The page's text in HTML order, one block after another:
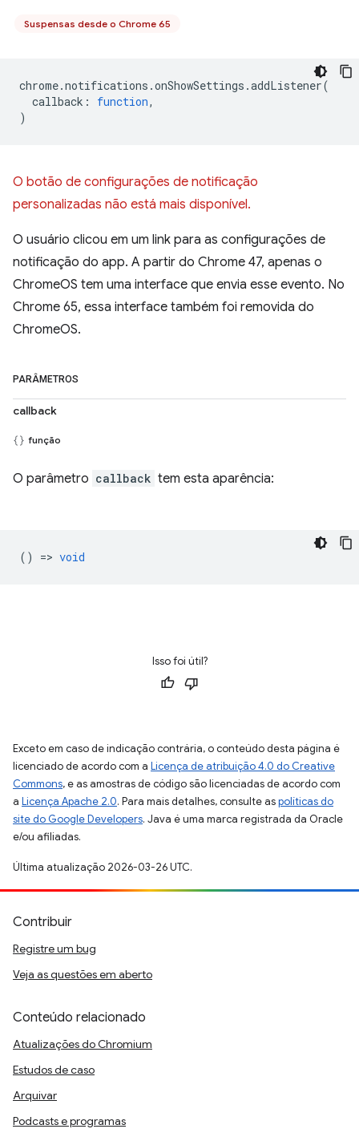
Suspensas desde o Chrome 65
chrome.notifications .onShowSettings .addListener(
callback : function,
)
O botão de configurações de notificação
personalizadas não está mais disponível.
O usuário clicou em um link para as configurações de
notificação do app. A partir do Chrome 47, apenas o
ChromeOS tem uma interface que envia esse evento. No
Chrome 65, essa interface também foi removida do
ChromeOS.
PARÂMETROS
callback
função
O parâmetro callback tem esta aparência:
() => void
Isso foi útil?
Exceto em caso de indicação contrária, o conteúdo desta página é
licenciado de acordo com a Licença de atribuição 4.0 do Creative
Commons, e as amostras de código são licenciadas de acordo com
a Licença Apache 2.0. Para mais detalhes, consulte aspolíticas do
site do Google Developers. Java é uma marca registrada da Oracle
e/ou afiliadas.
Última atualização 2026-03-26 UTC.
Contribuir
Registre um bug
Veja as questões em aberto
Conteúdo relacionado
Atualizações do Chromium
Estudos de caso
Arquivar
Podcasts e programas